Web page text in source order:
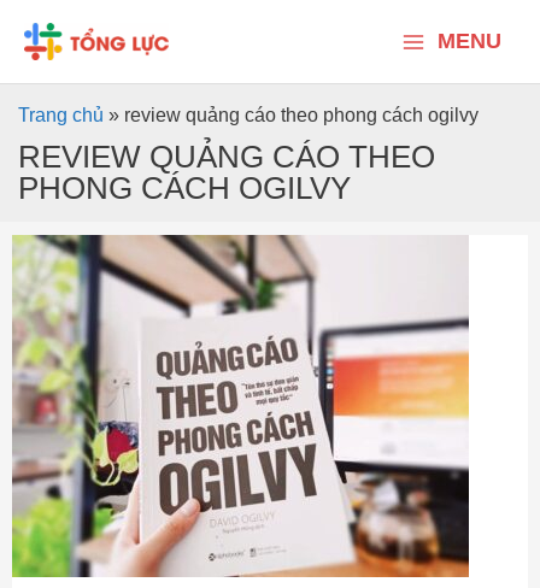
Menu
MENU
Trang chủ » review quảng cáo theo phong cách ogilvy
REVIEW QUẢNG CÁO THEO
PHONG CÁCH OGILVY
Review
Quảng
cáo
theo
phong
cách
Ogilvy
–
Định
vị
sản
phẩm,
đừng